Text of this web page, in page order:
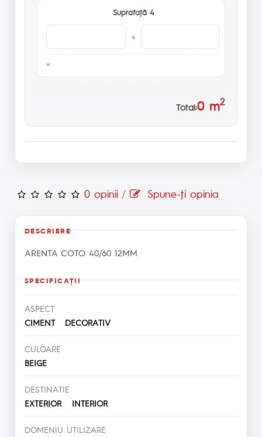
Suprafaţă 4
×
Total:0m2
0 opinii / Spune-ţi opinia
DESCRIERE
ARENTA COTO 40/60 12MM
SPECIFICAŢII
ASPECT
CIMENT DECORATIV
CULOARE
BEIGE
DESTINATIE
EXTERIOR INTERIOR
DOMENIU UTILIZARE